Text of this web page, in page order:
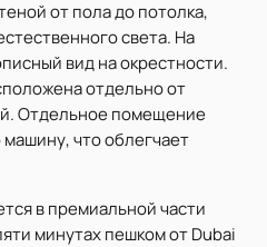
от пола до потолка,
света. На
вид на окрестности.
отдельно от
Отдельное помещение
что облегчает
в премиальной части
минутах пешком от Dubai